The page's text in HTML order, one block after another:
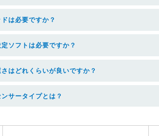
は必要ですか？
ソフトは必要ですか？
はどれくらいが良いですか？
サータイプとは？